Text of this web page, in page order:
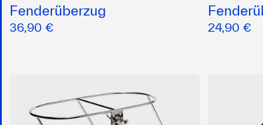
Fenderüberzug
36,90 € 24,90 €